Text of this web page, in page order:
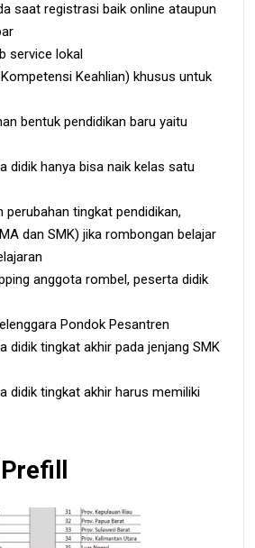
saat registrasi baik online ataupun
service lokal
Keahlian) khusus untuk
bentuk pendidikan baru yaitu
hanya bisa naik kelas satu
tingkat pendidikan,
dan SMK) jika rombongan belajar
anggota rombel, peserta didik
Pondok Pesantren
didik tingkat akhir pada jenjang SMK
didik tingkat akhir harus memiliki